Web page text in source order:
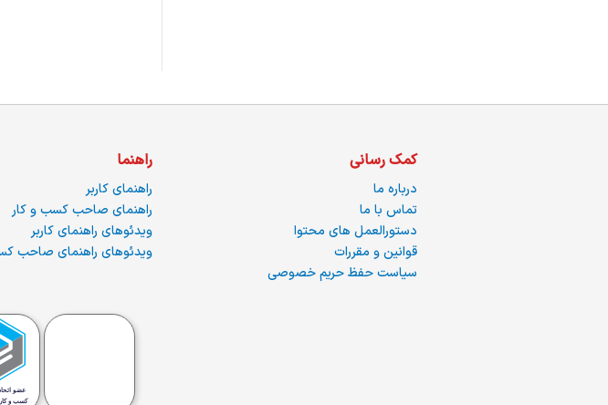
کمک رسانی
درباره ما
تماس با ما
دستورالعمل های محتوا
قوانین و مقررات
سیاست حفظ حریم خصوصی
راهنما
راهنمای کاربر
راهنمای صاحب کسب و کار
ویدئوهای راهنمای کاربر
ویدئوهای راهنمای صاحب